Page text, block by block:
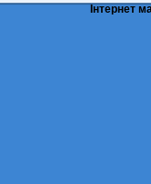
Інтернет